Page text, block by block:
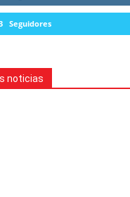
Seguidores
noticias